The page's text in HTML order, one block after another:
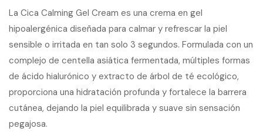
La Cica Calming Gel Cream es una crema en gel
hipoalergénica diseñada para calmar y refrescar la piel
sensible o irritada en tan solo 3 segundos. Formulada con un
complejo de centella asiática fermentada, múltiples formas
de ácido hialurónico y extracto de árbol de té ecológico,
proporciona una hidratación profunda y fortalece la barrera
cutánea, dejando la piel equilibrada y suave sin sensación
pegajosa.